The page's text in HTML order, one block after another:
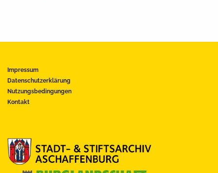
Impressum
Datenschutzerklärung
Nutzungsbedingungen
Kontakt